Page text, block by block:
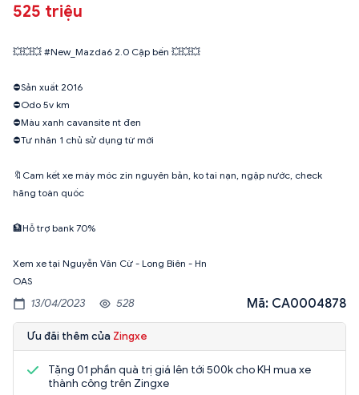
525 triệu
💥💥💥 #New_Mazda6 2.0 Cập bến 💥💥💥
⛔️Sản xuất 2016
⛔️Odo 5v km
⛔️Màu xanh cavansite nt đen
⛔️Tư nhân 1 chủ sử dụng từ mới
🔖Cam kết xe máy móc zin nguyên bản, ko tai nạn, ngập nước, check
hãng toàn quốc
🏦Hỗ trợ bank 70%
Xem xe tại Nguyễn Văn Cừ - Long Biên - Hn
OAS
13/04/2023 528 Mã: CA0004878
Ưu đãi thêm của Zingxe
Tặng 01 phần quà trị giá lên tới 500k cho KH mua xe
thành công trên Zingxe